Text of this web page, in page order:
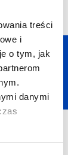
treści
i
o tym, jak
danymi